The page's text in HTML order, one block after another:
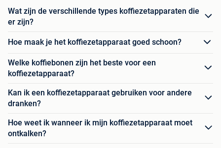
Wat zijn de verschillende types koffiezetapparaten die
er zijn?
Hoe maak je het koffiezetapparaat goed schoon?
Welke koffiebonen zijn het beste voor een
koffiezetapparaat?
Kan ik een koffiezetapparaat gebruiken voor andere
dranken?
Hoe weet ik wanneer ik mijn koffiezetapparaat moet
ontkalken?